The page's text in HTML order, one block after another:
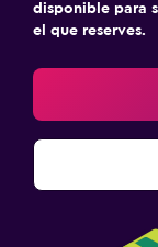
disponible para
el que reserves.